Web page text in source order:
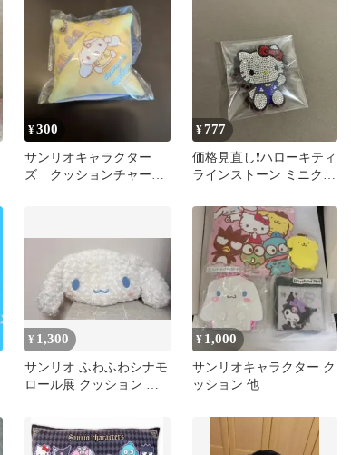
¥300
サンリオキャラクター
ズ クッションチャー
¥777
価格見直し❗️ハローキティ
ラインストーン ミニクッ
セット
¥ 1,300
サンリオ ふわふわシナモ
ロール展 クッション シ
¥ 1,000
サンリオキャラクター ク
ッション 他